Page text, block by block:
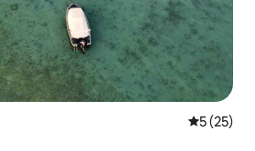
5 (25)